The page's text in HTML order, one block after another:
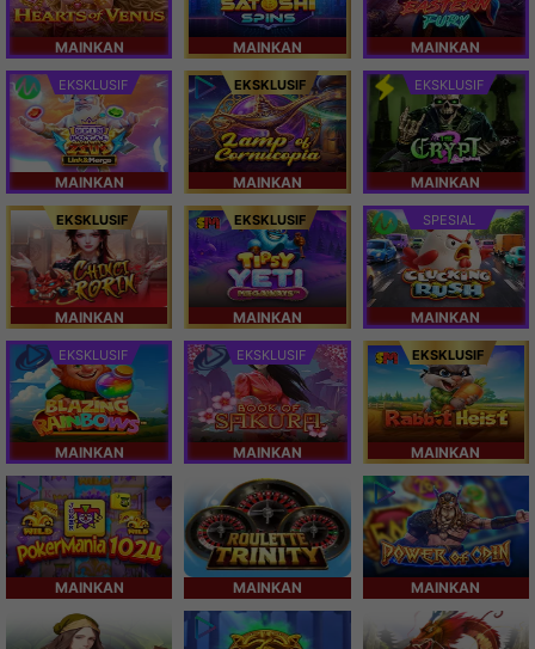
MAINKAN MAINKAN MAINKAN
EKSKLUSIF
MAINKAN
EKSKLUSIF
MAINKAN
EKSKLUSIF
MAINKAN
EKSKLUSIF
MAINKAN
EKSKLUSIF
MAINKAN
SPESIAL
MAINKAN
EKSKLUSIF
MAINKAN
EKSKLUSIF
MAINKAN
EKSKLUSIF
MAINKAN
MAINKAN MAINKAN MAINKAN